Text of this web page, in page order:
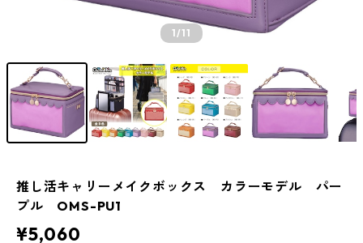
1/11
推し活キャリーメイクボックス カラーモデル パー
プル OMS-PU1
¥5,060